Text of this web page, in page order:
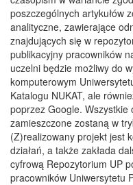
poszczególnych artykułów
analityczne, zawierające
znajdujących się w
publikacyjny pracowników
uczelni będzie możliwy do
komputerowym
Katalogu NUKAT, ale
poprzez Google.
zamieszczone zostaną w
(Z)realizowany projekt jest
działań, a także zakłada
cyfrową Repozytorium UP
pracowników Uniwersytetu